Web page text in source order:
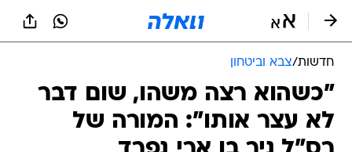
חדשות/צבא וביטחון
"כשהוא רצה משהו, שום דבר
לא עצר אותו": המורה של